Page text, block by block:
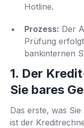
Hotline.
Prozess: Der
Prüfung
bankinternen
1. Der
Sie bares
Das erste, was
ist der